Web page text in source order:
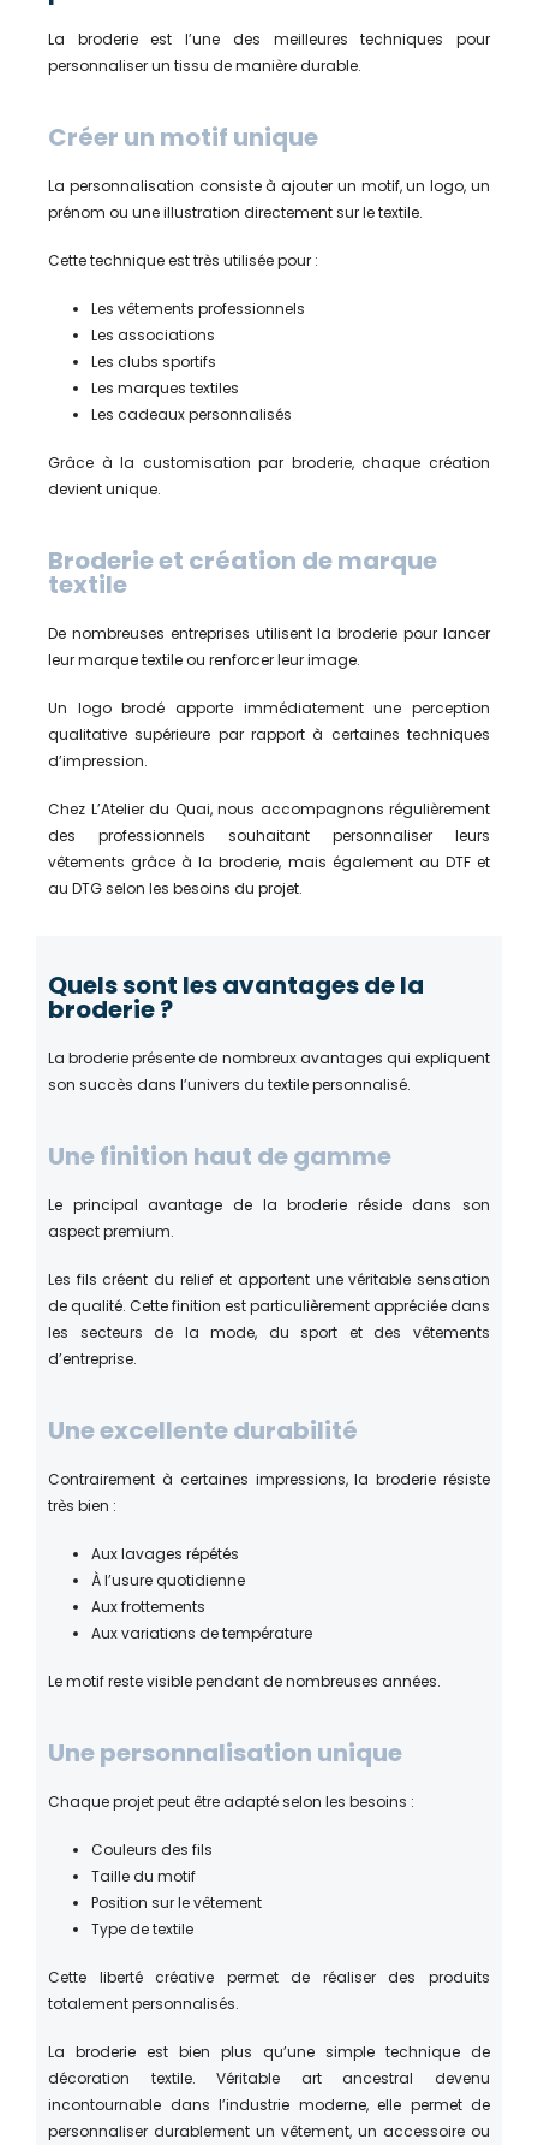
La broderie est l’une des meilleures techniques pour
personnaliser un tissu de manière durable.
Créer un motif unique
La personnalisation consiste à ajouter un motif, un logo, un
prénom ou une illustration directement sur le textile.
Cette technique est très utilisée pour :
Les vêtements professionnels
Les associations
Les clubs sportifs
Les marques textiles
Les cadeaux personnalisés
Grâce à la customisation par broderie, chaque création
devient unique.
Broderie et création de marque
textile
De nombreuses entreprises utilisent la broderie pour lancer
leur marque textile ou renforcer leur image.
Un logo brodé apporte immédiatement une perception
qualitative supérieure par rapport à certaines techniques
d’impression.
Chez L’Atelier du Quai, nous accompagnons régulièrement
des professionnels souhaitant personnaliser leurs
vêtements grâce à la broderie, mais également au DTF et
au DTG selon les besoins du projet.
Quels sont les avantages de la
broderie ?
La broderie présente de nombreux avantages qui expliquent
son succès dans l’univers du textile personnalisé.
Une finition haut de gamme
Le principal avantage de la broderie réside dans son
aspect premium.
Les fils créent du relief et apportent une véritable sensation
de qualité. Cette finition est particulièrement appréciée dans
les secteurs de la mode, du sport et des vêtements
d’entreprise.
Une excellente durabilité
Contrairement à certaines impressions, la broderie résiste
très bien :
Aux lavages répétés
À l’usure quotidienne
Aux frottements
Aux variations de température
Le motif reste visible pendant de nombreuses années.
Une personnalisation unique
Chaque projet peut être adapté selon les besoins :
Couleurs des fils
Taille du motif
Position sur le vêtement
Type de textile
Cette liberté créative permet de réaliser des produits
totalement personnalisés.
La broderie est bien plus qu’une simple technique de
décoration textile. Véritable art ancestral devenu
incontournable dans l’industrie moderne, elle permet de
personnaliser durablement un vêtement, un accessoire ou